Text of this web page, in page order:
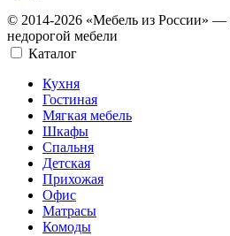
© 2014-2026 «Мебель из России» —
недорогой мебели
Каталог
Кухня
Гостиная
Мягкая мебель
Шкафы
Спальня
Детская
Прихожая
Офис
Матрасы
Комоды